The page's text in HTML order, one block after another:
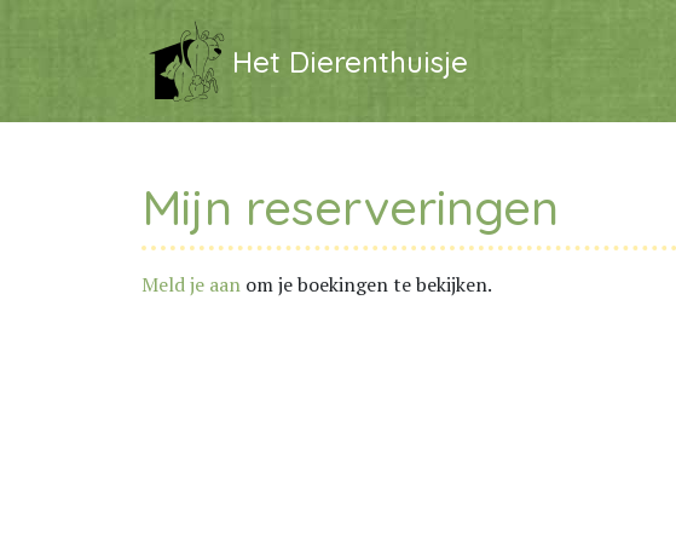
Het Dierenthuisje
Mijn reserveringen
Meld je aan om je boekingen te bekijken.